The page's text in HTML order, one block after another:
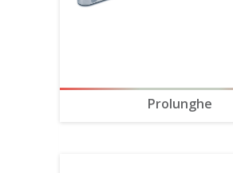
Prolunghe